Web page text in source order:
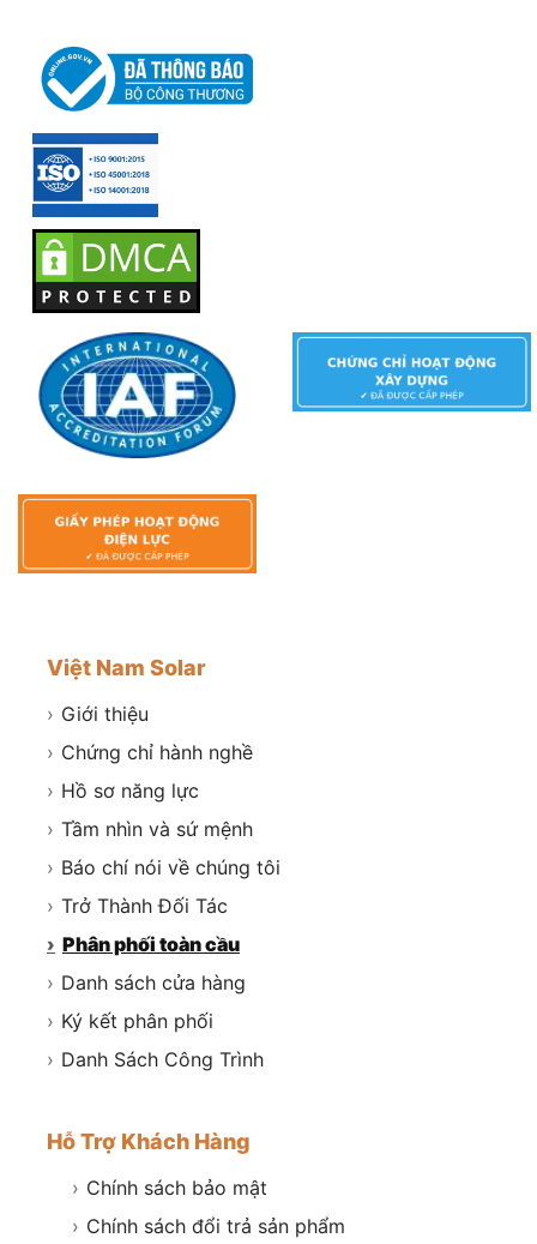
Việt Nam Solar
› Giới thiệu
› Chứng chỉ hành nghề
› Hồ sơ năng lực
› Tầm nhìn và sứ mệnh
› Báo chí nói về chúng tôi
› Trở Thành Đối Tác
› Phân phối toàn cầu
› Danh sách cửa hàng
› Ký kết phân phối
› Danh Sách Công Trình
Hỗ Trợ Khách Hàng
› Chính sách bảo mật
› Chính sách đổi trả sản phẩm